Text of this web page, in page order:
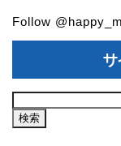
Follow